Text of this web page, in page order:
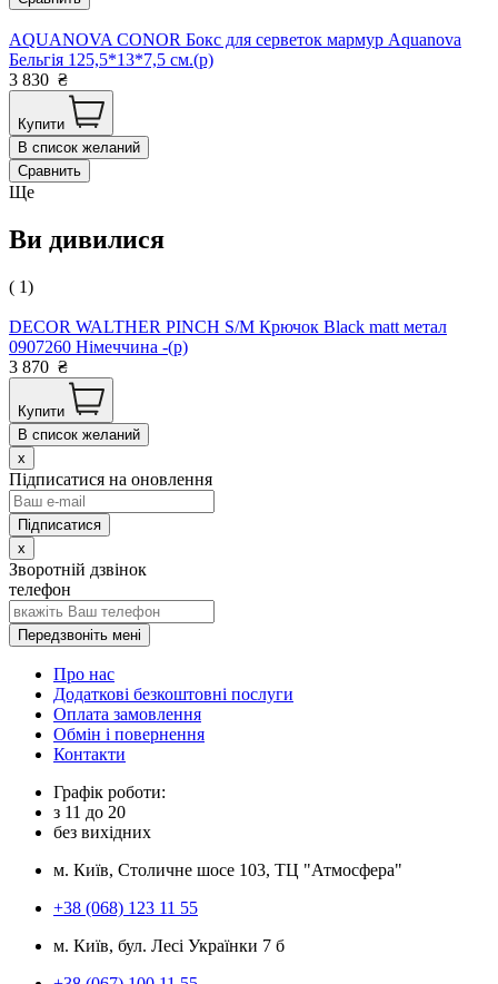
AQUANOVA CONOR Бокс для серветок мармур Aquanova
Бельгія 125,5*13*7,5 см.(р)
3 830 ₴
Купити
В список желаний
Сравнить
Ще
Ви дивилися
( 1)
DECOR WALTHER PINCH S/M Крючок Black matt метал
0907260 Німеччина -(р)
3 870 ₴
Купити
В список желаний
x
Підписатися на оновлення
x
Зворотній дзвінок
телефон
Передзвоніть мені
Про нас
Додаткові безкоштовні послуги
Оплата замовлення
Обмін і повернення
Контакти
Графік роботи:
з 11 до 20
без вихідних
м. Київ, Столичне шосе 103, ТЦ "Атмосфера"
+38 (068) 123 11 55
м. Київ, бул. Лесі Українки 7 б